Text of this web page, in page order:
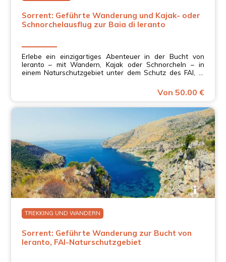
Sorrent: Geführte Wanderung und Kajak- oder
Schnorchelausflug zur Baia di Ieranto
Erlebe ein einzigartiges Abenteuer in der Bucht von
Ieranto – mit Wandern, Kajak oder Schnorcheln – in
einem Naturschutzgebiet unter dem Schutz des FAI, in
Von 50.00 €
TREKKING UND WANDERN
Sorrent: Geführte Wanderung zur Bucht von
Ieranto, FAI-Naturschutzgebiet